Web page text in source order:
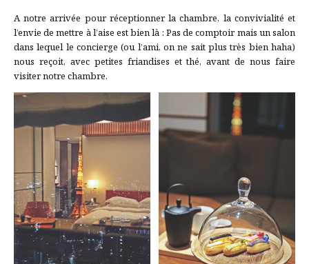
A notre arrivée pour réceptionner la chambre, la convivialité et
l’envie de mettre à l’aise est bien là : Pas de comptoir mais un salon
dans lequel le concierge (ou l’ami, on ne sait plus très bien haha)
nous reçoit, avec petites friandises et thé, avant de nous faire
visiter notre chambre.